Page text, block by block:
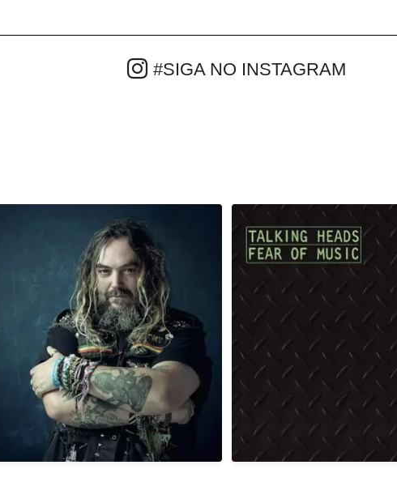
#SIGA NO INSTAGRAM
Hoje, 04/08, é aniversário do cantor,
compositor...
1 0
Em 03/08/1979, há
era
2